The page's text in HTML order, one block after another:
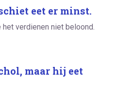
eet er minst.
verdienen niet beloond.
maar hij eet